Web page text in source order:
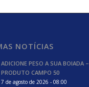
NOTÍCIAS
ADICIONE PESO A SUA BOIADA –
PRODUTO CAMPO 50
7 de agosto de 2026 - 08:00